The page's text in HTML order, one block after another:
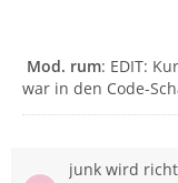
Mod. rum: EDIT:
war in den Code-
junk wird